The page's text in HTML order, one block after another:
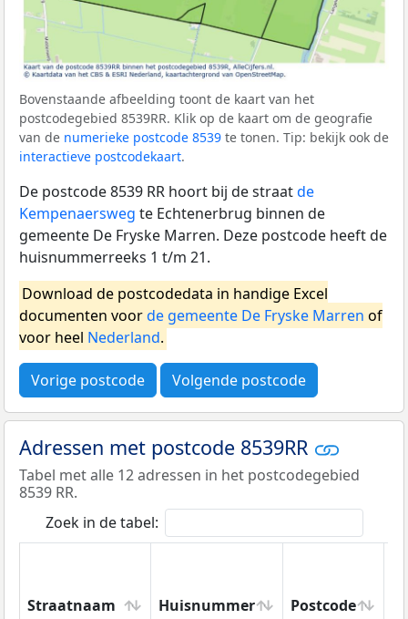
Bovenstaande afbeelding toont de kaart van het
postcodegebied 8539RR. Klik op de kaart om de geografie
van de numerieke postcode 8539 te tonen. Tip: bekijk ook de
interactieve postcodekaart.
De postcode 8539 RR hoort bij de straatde
Kempenaersweg te Echtenerbrug binnen de
gemeente De Fryske Marren. Deze postcode heeft de
huisnummerreeks 1 t/m 21.
Download de postcodedata in handige Excel
documenten voorde gemeente De Fryske Marren of
voor heel Nederland.
Vorige postcode Volgende postcode
Adressen met postcode 8539RR
Tabel met alle 12 adressen in het postcodegebied
8539 RR.
Zoek in de tabel:
Straatnaam Huisnummer Postcode